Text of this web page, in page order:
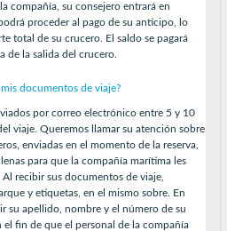
compañía, su consejero entrará en
proceder al pago de su anticipo, lo
total de su crucero. El saldo se pagará
de la salida del crucero.
documentos de viaje?
por correo electrónico entre 5 y 10
viaje. Queremos llamar su atención sobre
enviadas en el momento de la reserva,
para que la compañía marítima les
recibir sus documentos de viaje,
y etiquetas, en el mismo sobre. En
su apellido, nombre y el número de su
fin de que el personal de la compañía